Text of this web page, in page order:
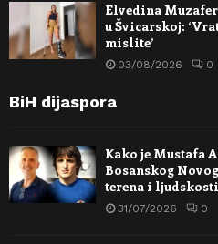
Elvedina
u Švicarskoj:
mislite’
03/08/2026 0
BiH dijaspora
Kako je Mustafa
Bosanskog
terena i ljudskosti
31/07/2026 0